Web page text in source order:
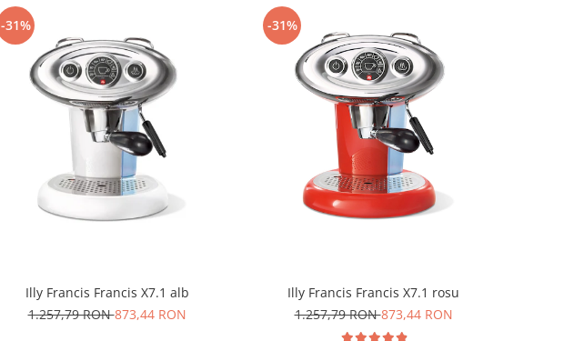
-31%
Illy Francis Francis X7.1 alb
1.257,79 RON873,44 RON
-31%
Illy Francis Francis X7.1 rosu
1.257,79 RON873,44 RON